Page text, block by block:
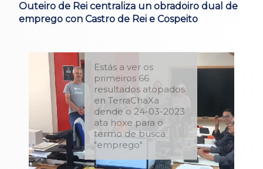
Outeiro de Rei centraliza un obradoiro dual de
emprego con Castro de Rei e Cospeito
Estás a ver os
primeiros 66
resultados atopados
en TerraChaXa
dende o 24-03-2023
ata hoxe para o
termo de busca
"emprego"